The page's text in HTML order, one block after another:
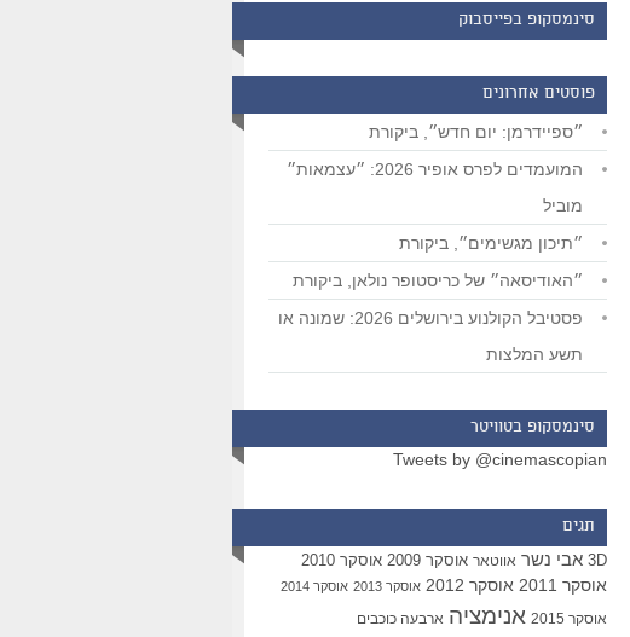
סינמסקופ בפייסבוק
פוסטים אחרונים
״ספיידרמן: יום חדש״, ביקורת
המועמדים לפרס אופיר 2026: ״עצמאות״
מוביל
״תיכון מגשימים״, ביקורת
״האודיסאה״ של כריסטופר נולאן, ביקורת
פסטיבל הקולנוע בירושלים 2026: שמונה או
תשע המלצות
סינמסקופ בטוויטר
Tweets by @cinemascopian
תגים
3D אבי נשר אווטאר אוסקר 2009 אוסקר 2010
אוסקר 2011 אוסקר 2012 אוסקר 2013 אוסקר 2014
אוסקר 2015 אנימציה ארבעה כוכבים